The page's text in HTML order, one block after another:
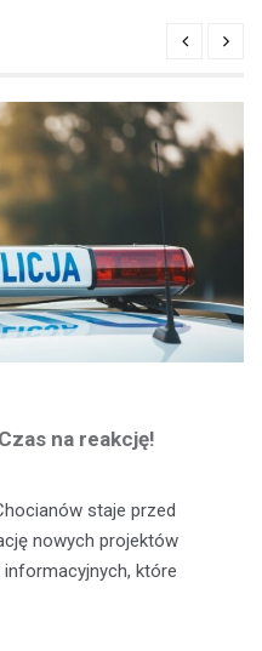
na reakcję!
staje przed
nowych projektów
które